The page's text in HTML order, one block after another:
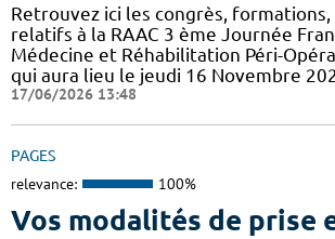
Retrouvez ici les congrès,
relatifs à la RAAC 3 ème Journée
Médecine et Réhabilitation Péri-
qui aura lieu le jeudi 16 Novembre
17/06/2026 13:48
PAGES
relevance: 100%
Vos modalités de prise